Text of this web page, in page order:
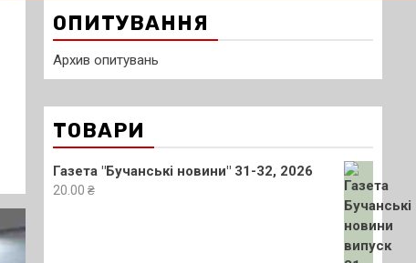
ОПИТУВАННЯ
Архив опитувань
ТОВАРИ
Газета "Бучанські новини" 31-32, 2026
20.00 ₴